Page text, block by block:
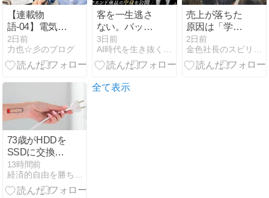
【連載物
語-04】電気機
器、LED、設
備メンテナン
ス…それでも
2日前
力也☆彡のブログ
客を一生逃さ
ない。バック
エンド商品の
正体
3日前
AI時代を生き抜くための思考と稼ぐ力
売上が落ちた
原因は「学ば
なくなった自
分」かもしれ
ない
2日前
金色社長のスピリチュアル起業で稼ぐ成功日記 山崎広文
73歳がHDDを
SSDに交換し
た話｜遅いパ
ソコンが劇的
に速くなった
13時間前
経済的自由を勝ち取り心と体の健康を保って幸せに長生きする方法
全て表示